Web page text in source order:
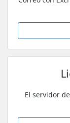
El servidor